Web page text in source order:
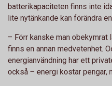
batterikapaciteten finns inte
lite nytänkande kan förändra
– Förr kanske man obekymrat
finns en annan medvetenhet.
energianvändning har ett
också – energi kostar pengar,